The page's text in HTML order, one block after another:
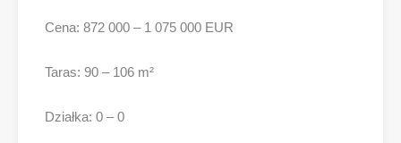
Cena: 872 000 – 1 075 000 EUR
Taras: 90 – 106 m²
Działka: 0 – 0